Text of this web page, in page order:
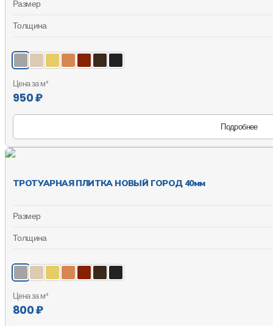
Размер
Толщина
Цена за м²
950 ₽
Подробнее
ТРОТУАРНАЯ ПЛИТКА НОВЫЙ ГОРОД 40мм
Размер
Толщина
Цена за м²
800 ₽